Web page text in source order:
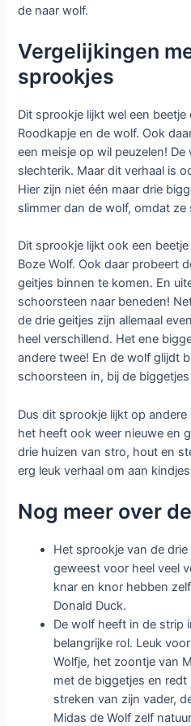
de naar wolf.
Vergelijkingen
sprookjes
Dit sprookje lijkt wel een
Roodkapje en de wolf. Ook
een meisje op wil peuzelen!
slechterik. Maar dit verhaal is
Hier zijn niet één maar drie
slimmer dan de wolf, omdat
Dit sprookje lijkt ook een
Boze Wolf. Ook daar probeert
geitjes binnen te komen. En
schoorsteen naar beneden!
de drie geitjes zijn allemaal
heel verschillend. Het ene
andere twee! En de wolf glijdt
schoorsteen in, bij de
Dus dit sprookje lijkt op
het heeft ook weer nieuwe en
drie huizen van stro, hout en
erg leuk verhaal om aan
Nog meer over
Het sprookje van de
geweest voor heel veel
knar en knor hebben
Donald Duck.
De wolf heeft in de strip
belangrijke rol. Leuk
Wolfje, het zoontje van
met de biggetjes en
streken van zijn vader,
Midas de Wolf zelf